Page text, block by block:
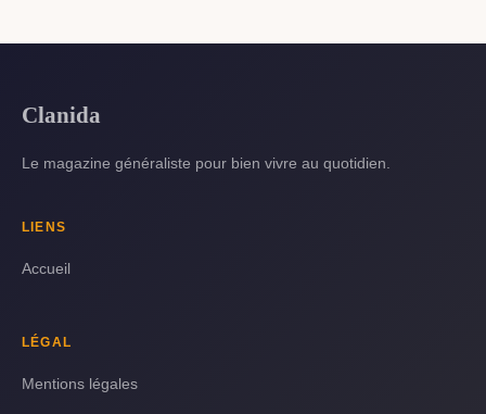
Clanida
Le magazine généraliste pour bien vivre au quotidien.
LIENS
Accueil
LÉGAL
Mentions légales